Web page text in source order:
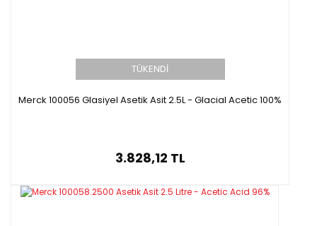
TÜKENDİ
Merck 100056 Glasiyel Asetik Asit 2.5L - Glacial Acetic 100%
3.828,12 TL